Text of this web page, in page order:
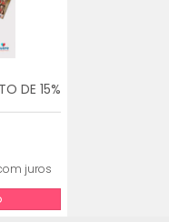
DE 15%
juros